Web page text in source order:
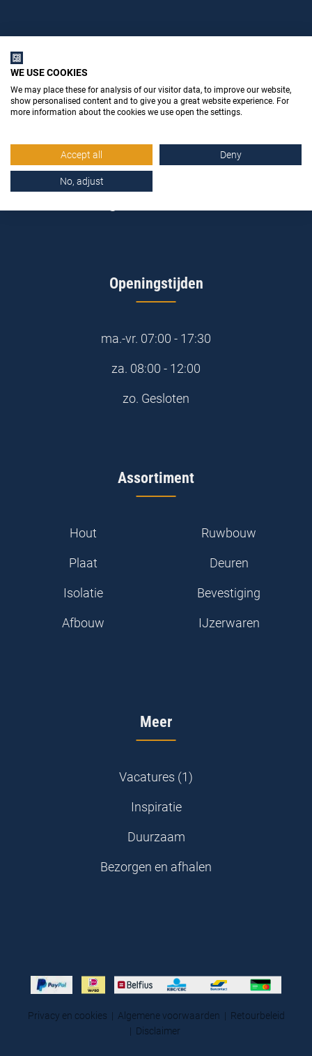
Poppenbouwing 10
4191 NZ Geldermalsen
0345-577163
Openingstijden
ma.-vr. 07:00 - 17:30
za. 08:00 - 12:00
zo. Gesloten
Assortiment
Hout
Plaat
Isolatie
Afbouw
Ruwbouw
Deuren
Bevestiging
IJzerwaren
Meer
Vacatures (1)
Inspiratie
Duurzaam
Bezorgen en afhalen
Privacy en cookies | Algemene voorwaarden | Retourbeleid
| Disclaimer
WE USE COOKIES
We may place these for analysis of our visitor data, to improve our website,
show personalised content and to give you a great website experience. For
more information about the cookies we use open the settings.
Accept all Deny
No, adjust